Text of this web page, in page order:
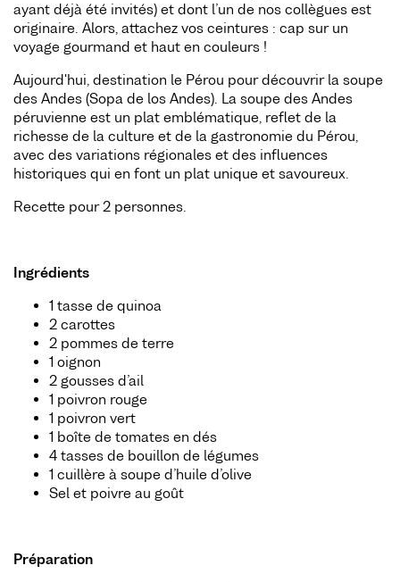
ayant déjà été invités) et dont l’un de nos collègues est
originaire. Alors, attachez vos ceintures : cap sur un
voyage gourmand et haut en couleurs !
Aujourd'hui, destination le Pérou pour découvrir la soupe
des Andes (Sopa de los Andes). La soupe des Andes
péruvienne est un plat emblématique, reflet de la
richesse de la culture et de la gastronomie du Pérou,
avec des variations régionales et des influences
historiques qui en font un plat unique et savoureux.
Recette pour 2 personnes.
Ingrédients
1 tasse de quinoa
2 carottes
2 pommes de terre
1 oignon
2 gousses d’ail
1 poivron rouge
1 poivron vert
1 boîte de tomates en dés
4 tasses de bouillon de légumes
1 cuillère à soupe d’huile d’olive
Sel et poivre au goût
Préparation